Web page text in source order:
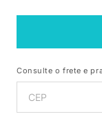
Consulte o frete e